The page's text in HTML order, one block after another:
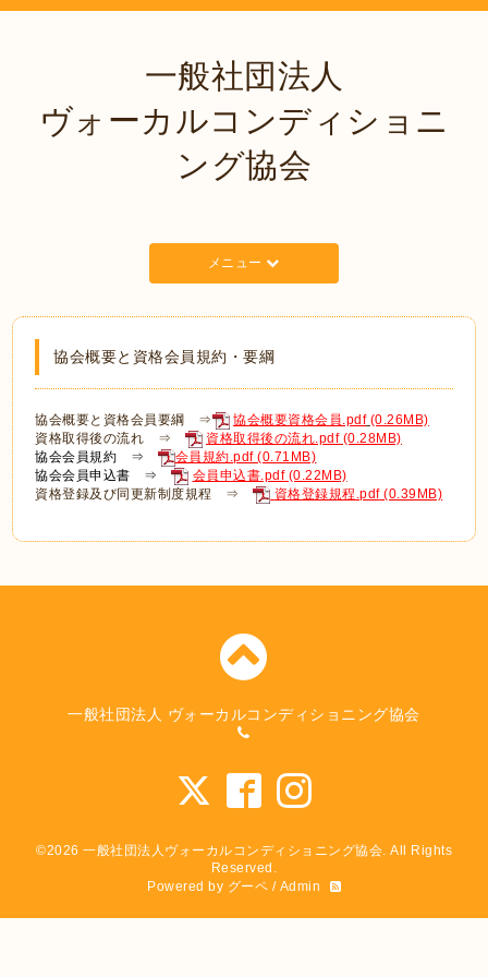
一般社団法人
ヴォーカルコンディショニ
ング協会
メニュー
協会概要と資格会員規約・要綱
協会概要と資格会員要綱 ⇒ 協会概要資格会員.pdf (0.26MB)
資格取得後の流れ ⇒
資格取得後の流れ.pdf (0.28MB)
協会会員規約 ⇒
会員規約.pdf(0.71MB)
協会会員申込書 ⇒
会員申込書.pdf(0.22MB)
資格登録及び同更新制度規程 ⇒
資格登録規程.pdf(0.39MB)
一般社団法人 ヴォーカルコンディショニング協会
©2026 一般社団法人ヴォーカルコンディショニング協会. All Rights
Reserved.
Powered by グーペ / Admin